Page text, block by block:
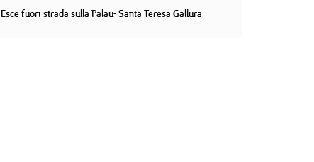
Esce fuori strada sulla Palau- Santa Teresa Gallura